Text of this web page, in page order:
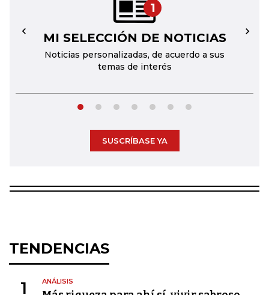
1
MI SELECCIÓN DE NOTICIAS
Noticias personalizadas, de acuerdo a sus
temas de interés
← →
SUSCRÍBASE YA
TENDENCIAS
1 ANÁLISIS